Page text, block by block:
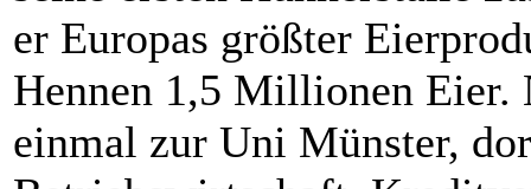
er Europas größter
Hennen 1,5 Millionen Eier.
einmal zur Uni Münster,